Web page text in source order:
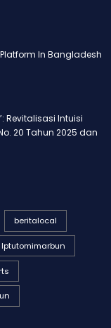
In Bangladesh
Revitalisasi Intuisi
20 Tahun 2025 dan
beritalocal
Iptutomimarbun